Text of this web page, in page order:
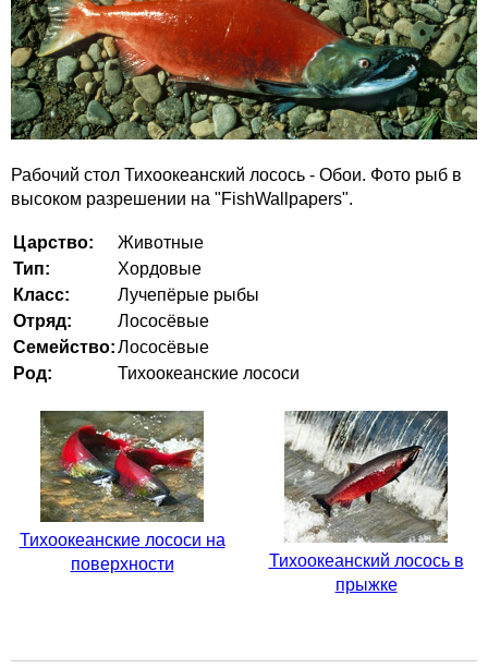
Рабочий стол Тихоокеанский лосось - Обои. Фото рыб в
высоком разрешении на "FishWallpapers".
Царство:
Животные
Тип:
Хордовые
Класс:
Лучепёрые рыбы
Отряд:
Лососёвые
Семейство:Лососёвые
Род:
Тихоокеанские лососи
Тихоокеанские лососи на
поверхности
Тихоокеанский лосось в
прыжке